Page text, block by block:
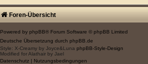
Foren-Übersicht
Powered by phpBB® Forum Software © phpBB Limited
Deutsche Übersetzung durch phpBB.de
Style: X-Creamy by Joyce&Luna phpBB-Style-Design
Modified for Alathair by Jael
Datenschutz | Nutzungsbedingungen